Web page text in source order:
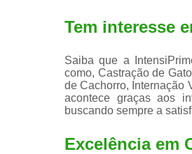
Tem interesse
Saiba que a
como, Castração de
de Cachorro, Internação
acontece graças aos
buscando sempre a
Excelência em